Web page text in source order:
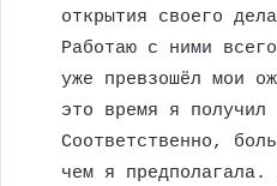
открытия своего
Работаю с ними
уже превзошёл мои
это время я
Соответственно,
чем я предполагала.